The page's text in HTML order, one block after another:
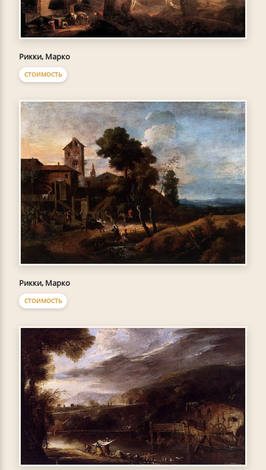
Рикки, Марко
СТОИМОСТЬ
Рикки, Марко
СТОИМОСТЬ